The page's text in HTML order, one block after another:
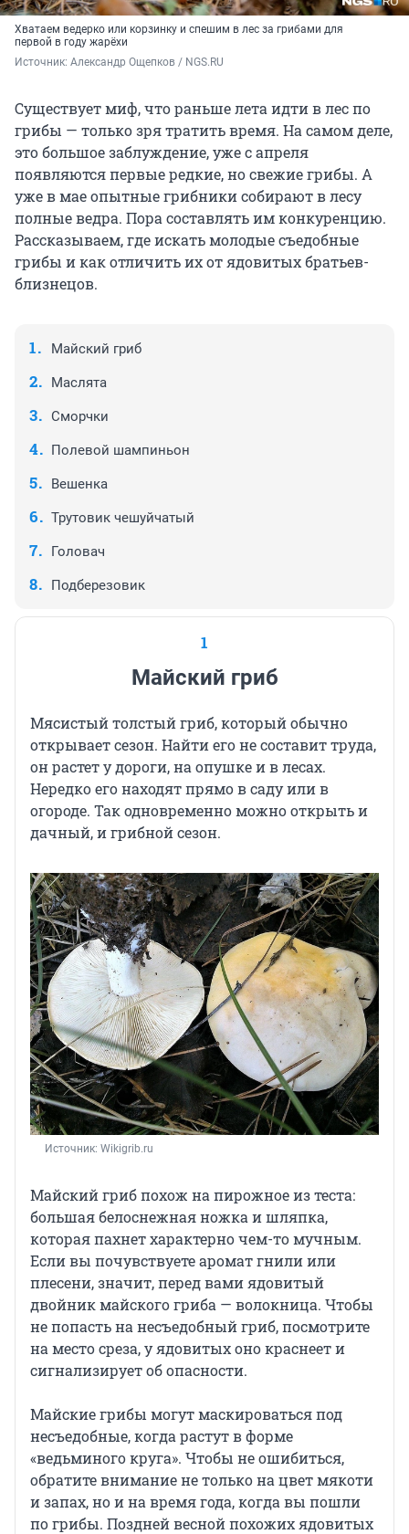
Хватаем ведерко или корзинку и спешим в лес за грибами для
первой в году жарёхи
Источник: Александр Ощепков / NGS.RU
Существует миф, что раньше лета идти в лес по
грибы — только зря тратить время. На самом деле,
это большое заблуждение, уже с апреля
появляются первые редкие, но свежие грибы. А
уже в мае опытные грибники собирают в лесу
полные ведра. Пора составлять им конкуренцию.
Рассказываем, где искать молодые съедобные
грибы и как отличить их от ядовитых братьев-
близнецов.
Майский гриб
Маслята
Сморчки
Полевой шампиньон
Вешенка
Трутовик чешуйчатый
Головач
Подберезовик
1
Майский гриб
Мясистый толстый гриб, который обычно
открывает сезон. Найти его не составит труда,
он растет у дороги, на опушке и в лесах.
Нередко его находят прямо в саду или в
огороде. Так одновременно можно открыть и
дачный, и грибной сезон.
Источник: Wikigrib.ru
Майский гриб похож на пирожное из теста:
большая белоснежная ножка и шляпка,
которая пахнет характерно чем-то мучным.
Если вы почувствуете аромат гнили или
плесени, значит, перед вами ядовитый
двойник майского гриба — волокница. Чтобы
не попасть на несъедобный гриб, посмотрите
на место среза, у ядовитых оно краснеет и
сигнализирует об опасности.
Майские грибы могут маскироваться под
несъедобные, когда растут в форме
«ведьминого круга». Чтобы не ошибиться,
обратите внимание не только на цвет мякоти
и запах, но и на время года, когда вы пошли
по грибы. Поздней весной похожих ядовитых